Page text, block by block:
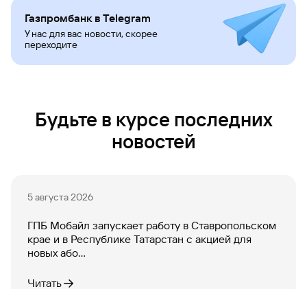
Газпромбанк в Telegram
У нас для вас новости, скорее
переходите
Будьте в курсе последних
новостей
5 августа 2026
ГПБ Мобайл запускает работу в Ставропольском
крае и в Республике Татарстан с акцией для
новых або...
Читать